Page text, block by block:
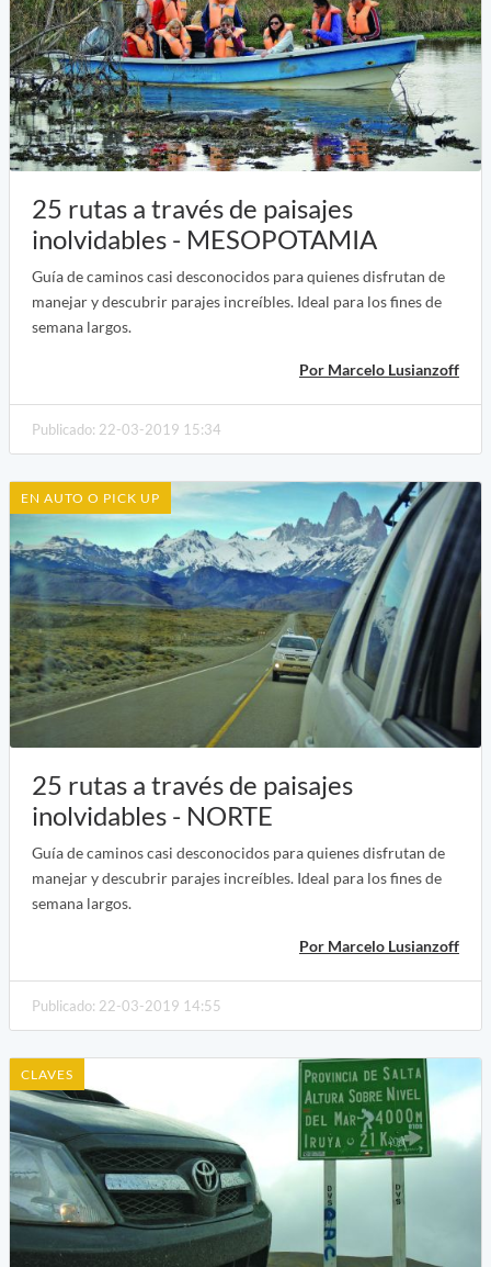
25 rutas a través de paisajes
inolvidables - MESOPOTAMIA
Guía de caminos casi desconocidos para quienes disfrutan de
manejar y descubrir parajes increíbles. Ideal para los fines de
semana largos.
Por Marcelo Lusianzoff
Publicado: 22-03-2019 15:34
EN AUTO O PICK UP
25 rutas a través de paisajes
inolvidables - NORTE
Guía de caminos casi desconocidos para quienes disfrutan de
manejar y descubrir parajes increíbles. Ideal para los fines de
semana largos.
Por Marcelo Lusianzoff
Publicado: 22-03-2019 14:55
CLAVES